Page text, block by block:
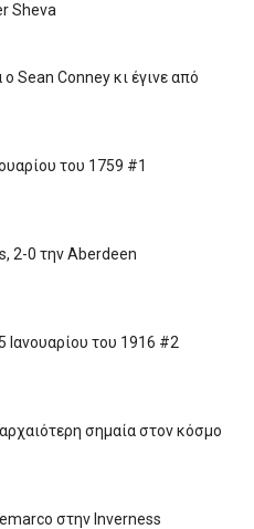
Sheva
Sean Conney κι έγινε από
του 1759 #1
2-0 την Aberdeen
Ιανουαρίου του 1916 #2
σημαία στον κόσμο
στην Inverness